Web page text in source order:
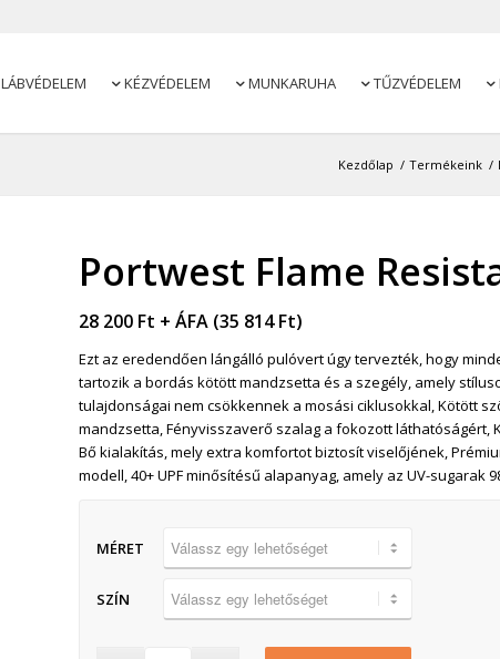
LÁBVÉDELEM  KÉZVÉDELEM  MUNKARUHA  TŰZVÉDELEM 
Kezdőlap / Termékeink /
Portwest Flame
28 200 Ft + ÁFA (35 814Ft)
Ezt az eredendően lángálló pulóvert úgy tervezték, hogy
tartozik a bordás kötött mandzsetta és a szegély, amely
tulajdonságai nem csökkennek a mosási ciklusokkal, Kötött
mandzsetta, Fényvisszaverő szalag a fokozott
Bő kialakítás, mely extra komfortot biztosít viselőjének,
modell, 40+ UPF minősítésű alapanyag, amely az UV-sugarak
MÉRET
SZÍN